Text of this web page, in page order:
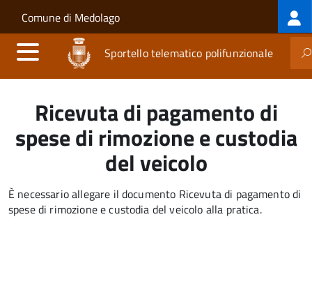
Salta al contenuto principale
Skip to site navigation
Comune di Medolago
Sportello telematico polifunzionale
Ricevuta di pagamento di
spese di rimozione e custodia
del veicolo
È necessario allegare il documento Ricevuta di pagamento di
spese di rimozione e custodia del veicolo alla pratica.